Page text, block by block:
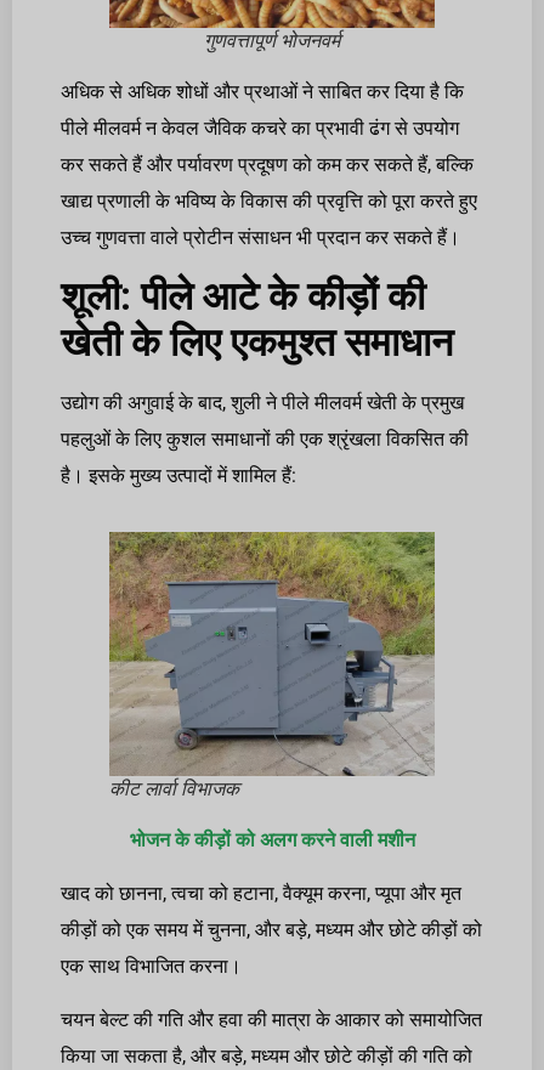
गुणवत्तापूर्ण भोजनवर्म
अधिक से अधिक शोधों और प्रथाओं ने साबित कर दिया है कि
पीले मीलवर्म न केवल जैविक कचरे का प्रभावी ढंग से उपयोग
कर सकते हैं और पर्यावरण प्रदूषण को कम कर सकते हैं, बल्कि
खाद्य प्रणाली के भविष्य के विकास की प्रवृत्ति को पूरा करते हुए
उच्च गुणवत्ता वाले प्रोटीन संसाधन भी प्रदान कर सकते हैं।
शूली: पीले आटे के कीड़ों की
खेती के लिए एकमुश्त समाधान
उद्योग की अगुवाई के बाद, शुली ने पीले मीलवर्म खेती के प्रमुख
पहलुओं के लिए कुशल समाधानों की एक श्रृंखला विकसित की
है। इसके मुख्य उत्पादों में शामिल हैं:
कीट लार्वा विभाजक
भोजन के कीड़ों को अलग करने वाली मशीन
खाद को छानना, त्वचा को हटाना, वैक्यूम करना, प्यूपा और मृत
कीड़ों को एक समय में चुनना, और बड़े, मध्यम और छोटे कीड़ों को
एक साथ विभाजित करना।
चयन बेल्ट की गति और हवा की मात्रा के आकार को समायोजित
किया जा सकता है, और बड़े, मध्यम और छोटे कीड़ों की गति को